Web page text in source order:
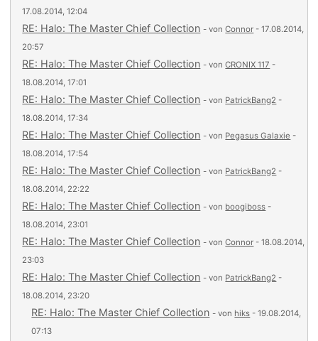
17.08.2014, 12:04
RE: Halo: The Master Chief Collection - vonConnor - 17.08.2014,
20:57
RE: Halo: The Master Chief Collection - vonCRONIX 117 -
18.08.2014, 17:01
RE: Halo: The Master Chief Collection - von PatrickBang2 -
18.08.2014, 17:34
RE: Halo: The Master Chief Collection - von Pegasus Galaxie -
18.08.2014, 17:54
RE: Halo: The Master Chief Collection - von PatrickBang2 -
18.08.2014, 22:22
RE: Halo: The Master Chief Collection - von boogiboss -
18.08.2014, 23:01
RE: Halo: The Master Chief Collection - vonConnor - 18.08.2014,
23:03
RE: Halo: The Master Chief Collection - von PatrickBang2 -
18.08.2014, 23:20
RE: Halo: The Master Chief Collection - von hiks - 19.08.2014,
07:13